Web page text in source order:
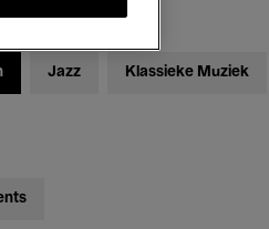
Jazz Klassieke Muziek